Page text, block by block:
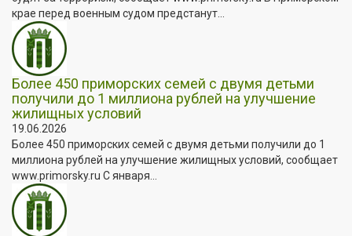
крае перед военным судом предстанут...
Более 450 приморских семей с двумя детьми
получили до 1 миллиона рублей на улучшение
жилищных условий
19.06.2026
Более 450 приморских семей с двумя детьми получили до 1
миллиона рублей на улучшение жилищных условий, сообщает
www.primorsky.ru С января...